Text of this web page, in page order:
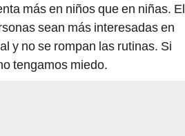
más en niños que en niñas. El
sean más interesadas en
y no se rompan las rutinas. Si
tengamos miedo.